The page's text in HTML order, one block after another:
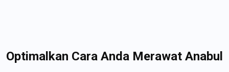
Optimalkan Cara Anda Merawat Anabul